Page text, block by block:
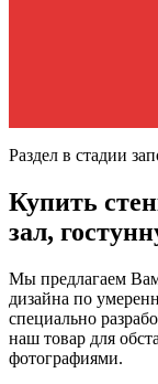
Раздел в стадии
Купить
зал,
Мы предлагаем
дизайна по
специально
наш товар для
фотографиями.